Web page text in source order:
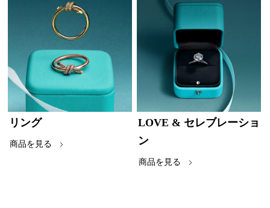
リング
商品を見る
LOVE & セレブレーショ
ン
商品を見る